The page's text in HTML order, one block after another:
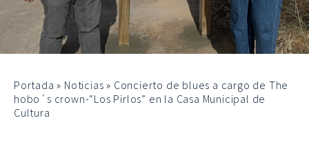
Portada » Noticias » Concierto de blues a cargo de The
hobo´s crown-“Los Pirlos” en la Casa Municipal de
Cultura